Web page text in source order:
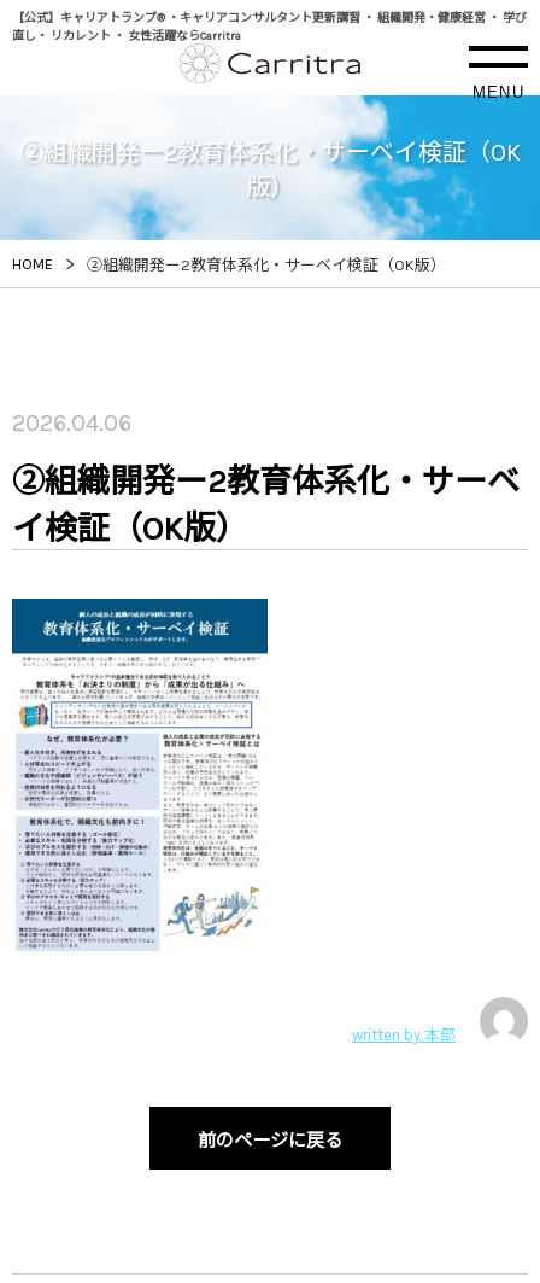
【公式】キャリアトランプ® ・キャリアコンサルタント更新講習 ・ 組織開発・健康経営 ・ 学び
直し・ リカレント ・ 女性活躍ならCarritra
MENU
②組織開発ー2教育体系化・サーベイ検証（OK
版）
HOME > ②組織開発ー2教育体系化・サーベイ検証（OK版）
2026.04.06
②組織開発ー2教育体系化・サーベ
イ検証（OK版）
written by 本部
前のページに戻る